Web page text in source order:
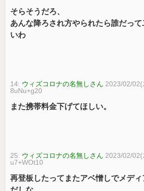
そらそうだろ、
あんな降ろされ方やられたら誰だっ
いわ
14: ウィズコロナの名無しさん 2023/02/
8uNu+g20
また携帯料金下げてほしい。
25: ウィズコロナの名無しさん 2023/02/
u7+WOt10
再登板したってまたアベ憎しでメデ